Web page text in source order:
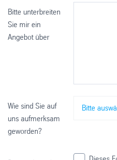
Bitte unterbreiten
Sie mir ein
Angebot über
Wie sind Sie auf
uns aufmerksam
geworden?
Bitte